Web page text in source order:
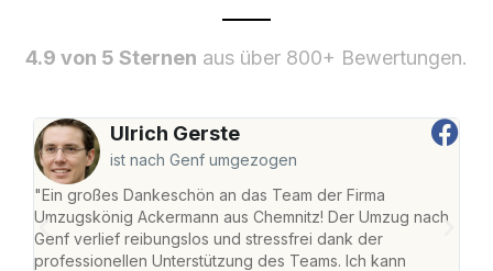
4.9 von 5 Sternen aus über 800+ Bewertungen.
Ulrich Gerste
ist nach Genf umgezogen
"Ein großes Dankeschön an das Team der Firma
Umzugskönig Ackermann aus Chemnitz! Der Umzug nach
Genf verlief reibungslos und stressfrei dank der
professionellen Unterstützung des Teams. Ich kann